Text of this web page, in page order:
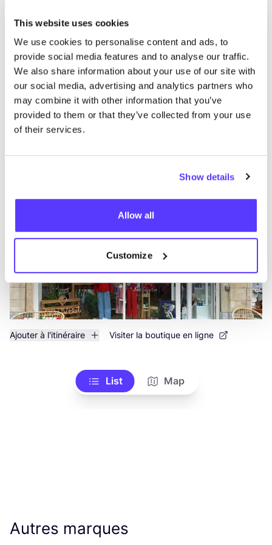
This website uses cookies
We use cookies to personalise content and ads, to
provide social media features and to analyse our traffic.
We also share information about your use of our site with
our social media, advertising and analytics partners who
may combine it with other information that you’ve
provided to them or that they’ve collected from your use
of their services.
Show details
Allow all
Customize
Ajouter à l'itinéraire Visiter la boutique en ligne
Ajouter à l'itinéraire Visiter la boutique en ligne
List Map
Autres marques